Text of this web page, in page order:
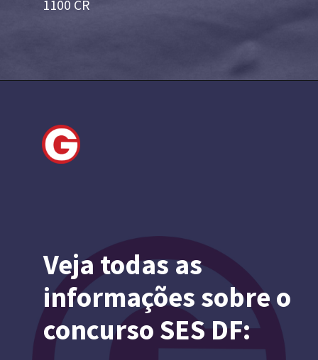
1100 CR
Veja todas as
informações sobre o
concurso SES DF: